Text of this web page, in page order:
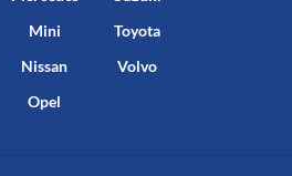
Mini
Nissan
Opel
Toyota
Volvo